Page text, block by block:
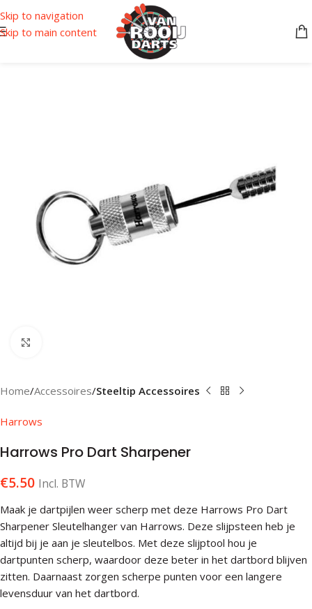
Skip to navigation
Skip to main content
Home Accessoires Steeltip Accessoires
Harrows
Harrows Pro Dart Sharpener
€5.50 Incl. BTW
Maak je dartpijlen weer scherp met deze Harrows Pro Dart
Sharpener Sleutelhanger van Harrows. Deze slijpsteen heb je
altijd bij je aan je sleutelbos. Met deze slijptool hou je
dartpunten scherp, waardoor deze beter in het dartbord blijven
zitten. Daarnaast zorgen scherpe punten voor een langere
levensduur van het dartbord.